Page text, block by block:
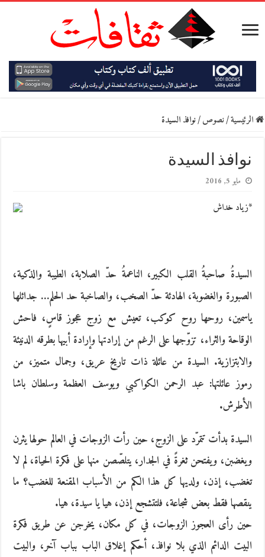
الرئيسية/نصوص/نوافذ السيدة
نوافذ السيدة
مايو 5, 2016
*زياد خداش
السيدةُ صاحبةُ القلب الكبير، الناعمةُ حدّ الصلابة، الطيبة والذكية،
الصبورة والغضوبة، الهادئة حدّ الصخب، والصاخبة حد الحلم… جدائلها
ياسمين، روحها روح كوكب، تعيش مع زوج عجوز قاسٍ، فاحش
الوقاحة والثراء، تزوّجها على الرغم من إرادتها وإرادة أبيها بطرقه الدنيئة
والابتزازية. السيدة من عائلة ذات تاريخ عريق، وجمال متميز، من
رموز عائلتها: عبد الرحمن الكواكبي ويوسف العظمة وسلطان باشا
الأطرش.
السيدة بدأت تتمرّد على الزوج، حين رأت الزوجات في العالم حولها يثرن
ويغضبن، ويفتحن ثغرةً في الجدار، يتلصّصن منها على فكرة الحياة، لم لا
تغضب، إذن، ولديها كل هذا الكم من الأسباب المقنعة للغضب؟ ما
ينقصها فقط بعض شجاعة، فلتتشجع إذن، هيا يا سيدة، هيا.
حين رأى العجوز الزوجات، في كل مكان، يخرجن عن طريق فكرة
البيت الدائم الذي بلا نوافذ، أحكم إغلاق الباب بباب آخر، والبيت